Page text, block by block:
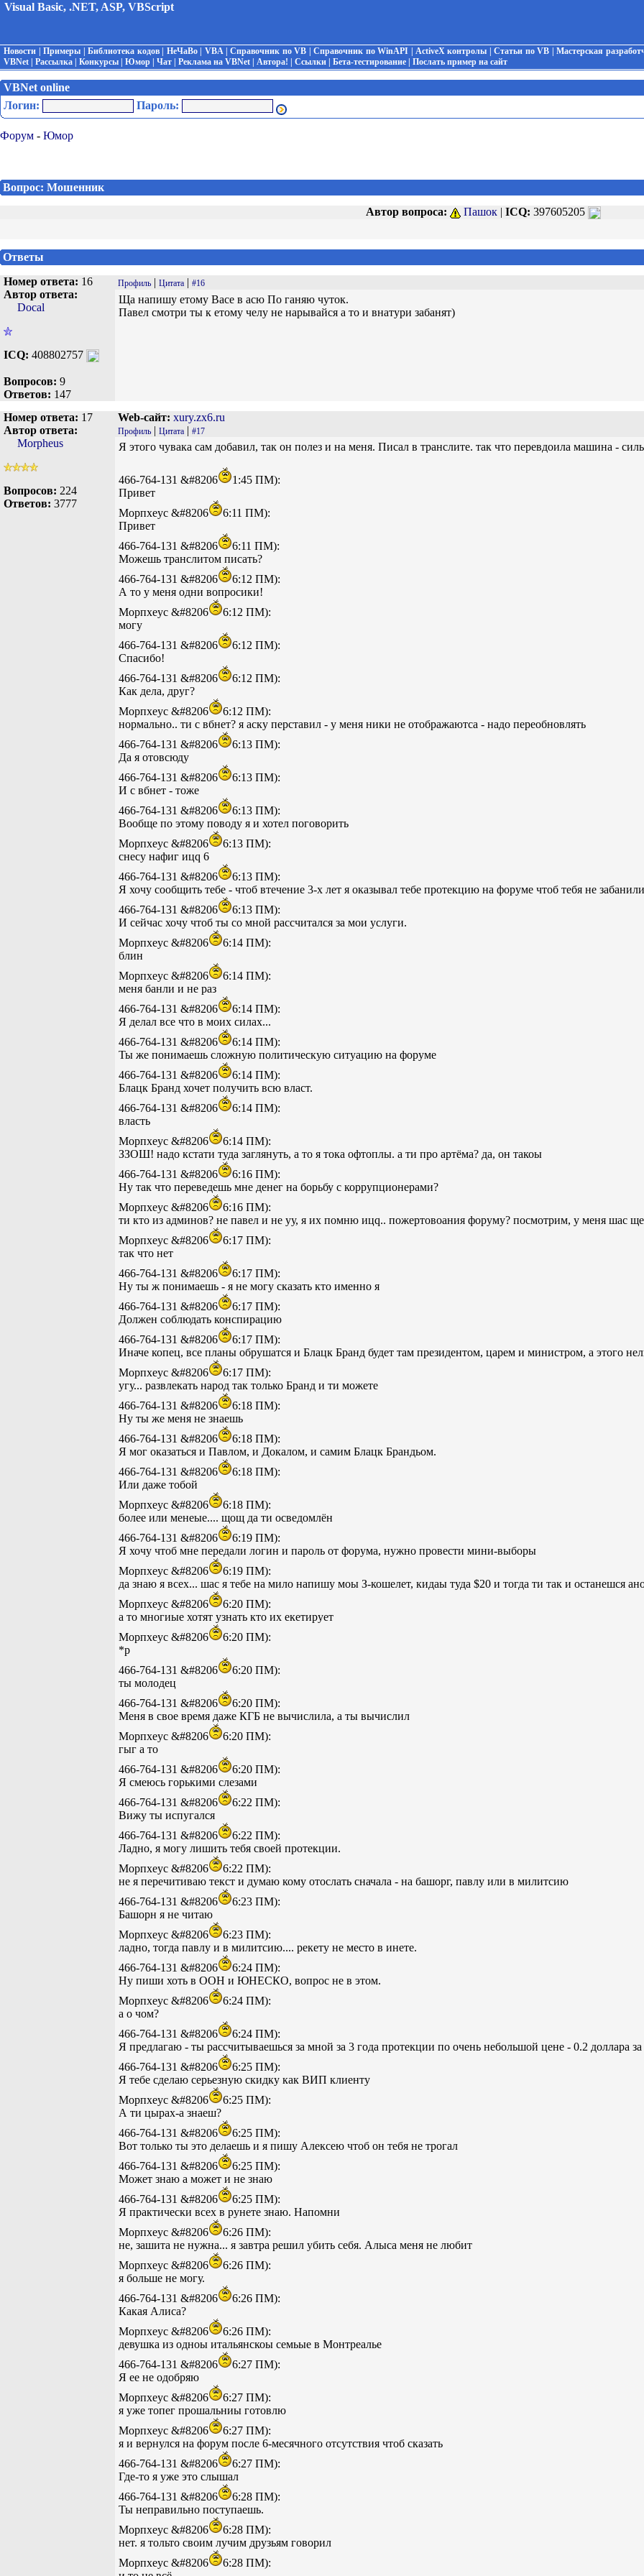
Visual Basic, .NET, ASP, VBScript
Новости |Примеры |Библиотека кодов| НеЧаВо| VBA|Справочник по VB |Справочник по WinAPI ActiveX контролы |Статьи по VB |Мастерская
VBNet
Рассылка Конкурсы Юмор Чат Реклама на VBNet Автора! Ссылки Бета-тестирование Послать пример на сайт
VBNet online
Логин:
Пароль:
Форум - Юмор
Вопрос: Мошенник
Автор вопроса:
Пашок| ICQ: 397605205
Ответы
Номер ответа: 16
Автор ответа:
Docal
ICQ: 408802757
Вопросов: 9
Ответов: 147
Профиль | Цитата | #16
Ща напишу етому Васе в асю По ганяю чуток.
Павел смотри ты к етому челу не нарывайся а то и внатури забанят)
Номер ответа: 17
Автор ответа:
Morpheus
Вопросов: 224
Ответов: 3777
Web-сайт: xury.zx6.ru
Профиль | Цитата | #17
Я этого чувака сам добавил, так он полез и на меня. Писал в транслите. так что перевдоила машина -
466-764-131 &#8206
1:45 ПМ):
Привет
Морпхеус &#8206
6:11 ПМ):
Привет
466-764-131 &#8206
6:11 ПМ):
Можешь транслитом писать?
466-764-131 &#8206
6:12 ПМ):
А то у меня одни вопросики!
Морпхеус &#8206
6:12 ПМ):
могу
466-764-131 &#8206
6:12 ПМ):
Спасибо!
466-764-131 &#8206
6:12 ПМ):
Как дела, друг?
Морпхеус &#8206
6:12 ПМ):
нормально.. ти с вбнет? я аску перставил - у меня ники не отображаютса - надо переобновлять
466-764-131 &#8206
6:13 ПМ):
Да я отовсюду
466-764-131 &#8206
6:13 ПМ):
И с вбнет - тоже
466-764-131 &#8206
6:13 ПМ):
Вообще по этому поводу я и хотел поговорить
Морпхеус &#8206
6:13 ПМ):
снесу нафиг ицq 6
466-764-131 &#8206
6:13 ПМ):
Я хочу сообщить тебе - чтоб втечение 3-х лет я оказывал тебе протекцию на форуме чтоб тебя не
466-764-131 &#8206
6:13 ПМ):
И сейчас хочу чтоб ты со мной рассчитался за мои услуги.
Морпхеус &#8206
6:14 ПМ):
блин
Морпхеус &#8206
6:14 ПМ):
меня банли и не раз
466-764-131 &#8206
6:14 ПМ):
Я делал все что в моих силах...
466-764-131 &#8206
6:14 ПМ):
Ты же понимаешь сложную политическую ситуацию на форуме
466-764-131 &#8206
6:14 ПМ):
Блацк Бранд хочет получить всю власт.
466-764-131 &#8206
6:14 ПМ):
власть
Морпхеус &#8206
6:14 ПМ):
ЗЗОШ! надо кстати туда заглянуть, а то я тока офтоплы. а ти про артёма? да, он такоы
466-764-131 &#8206
6:16 ПМ):
Ну так что переведешь мне денег на борьбу с коррупционерами?
Морпхеус &#8206
6:16 ПМ):
ти кто из админов? не павел и не уу, я их помню ицq.. пожертовоания форуму? посмотрим, у меня шас
Морпхеус &#8206
6:17 ПМ):
так что нет
466-764-131 &#8206
6:17 ПМ):
Ну ты ж понимаешь - я не могу сказать кто именно я
466-764-131 &#8206
6:17 ПМ):
Должен соблюдать конспирацию
466-764-131 &#8206
6:17 ПМ):
Иначе копец, все планы обрушатся и Блацк Бранд будет там президентом, царем и министром, а этого
Морпхеус &#8206
6:17 ПМ):
угу... развлекать народ так только Бранд и ти можете
466-764-131 &#8206
6:18 ПМ):
Ну ты же меня не знаешь
466-764-131 &#8206
6:18 ПМ):
Я мог оказаться и Павлом, и Докалом, и самим Блацк Брандьом.
466-764-131 &#8206
6:18 ПМ):
Или даже тобой
Морпхеус &#8206
6:18 ПМ):
более или менеые.... щощ да ти осведомлён
466-764-131 &#8206
6:19 ПМ):
Я хочу чтоб мне передали логин и пароль от форума, нужно провести мини-выборы
Морпхеус &#8206
6:19 ПМ):
да знаю я всех... шас я тебе на мило напишу моы З-кошелет, кидаы туда $20 и тогда ти так и останешся
Морпхеус &#8206
6:20 ПМ):
а то многиые хотят узнать кто их екетирует
Морпхеус &#8206
6:20 ПМ):
*р
466-764-131 &#8206
6:20 ПМ):
ты молодец
466-764-131 &#8206
6:20 ПМ):
Меня в свое время даже КГБ не вычислила, а ты вычислил
Морпхеус &#8206
6:20 ПМ):
гыг а то
466-764-131 &#8206
6:20 ПМ):
Я смеюсь горькими слезами
466-764-131 &#8206
6:22 ПМ):
Вижу ты испугался
466-764-131 &#8206
6:22 ПМ):
Ладно, я могу лишить тебя своей протекции.
Морпхеус &#8206
6:22 ПМ):
не я перечитиваю текст и думаю кому отослать сначала - на башорг, павлу или в милитсию
466-764-131 &#8206
6:23 ПМ):
Башорн я не читаю
Морпхеус &#8206
6:23 ПМ):
ладно, тогда павлу и в милитсию.... рекету не место в инете.
466-764-131 &#8206
6:24 ПМ):
Ну пиши хоть в ООН и ЮНЕСКО, вопрос не в этом.
Морпхеус &#8206
6:24 ПМ):
а о чом?
466-764-131 &#8206
6:24 ПМ):
Я предлагаю - ты рассчитываешься за мной за 3 года протекции по очень небольшой цене - 0.2 доллара
466-764-131 &#8206
6:25 ПМ):
Я тебе сделаю серьезную скидку как ВИП клиенту
Морпхеус &#8206
6:25 ПМ):
А ти цырах-а знаеш?
466-764-131 &#8206
6:25 ПМ):
Вот только ты это делаешь и я пишу Алексею чтоб он тебя не трогал
466-764-131 &#8206
6:25 ПМ):
Может знаю а может и не знаю
466-764-131 &#8206
6:25 ПМ):
Я практически всех в рунете знаю. Напомни
Морпхеус &#8206
6:26 ПМ):
не, зашита не нужна... я завтра решил убить себя. Алыса меня не любит
Морпхеус &#8206
6:26 ПМ):
я больше не могу.
466-764-131 &#8206
6:26 ПМ):
Какая Алиса?
Морпхеус &#8206
6:26 ПМ):
девушка из одноы итальянскоы семьые в Монтреалье
466-764-131 &#8206
6:27 ПМ):
Я ее не одобряю
Морпхеус &#8206
6:27 ПМ):
я уже топег прошальниы готовлю
Морпхеус &#8206
6:27 ПМ):
я и вернулся на форум после 6-месячного отсутствия чтоб сказать
466-764-131 &#8206
6:27 ПМ):
Где-то я уже это слышал
466-764-131 &#8206
6:28 ПМ):
Ты неправильно поступаешь.
Морпхеус &#8206
6:28 ПМ):
нет. я тольто своим лучим друзьям говорил
Морпхеус &#8206
6:28 ПМ):